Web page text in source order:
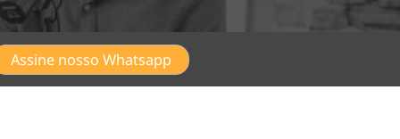
Assine nosso Whatsapp